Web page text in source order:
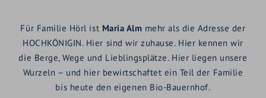
Für Familie Hörl ist Maria Alm mehr als die Adresse der
HOCHKÖNIGIN. Hier sind wir zuhause. Hier kennen wir
die Berge, Wege und Lieblingsplätze. Hier liegen unsere
Wurzeln – und hier bewirtschaftet ein Teil der Familie
bis heute den eigenen Bio-Bauernhof.